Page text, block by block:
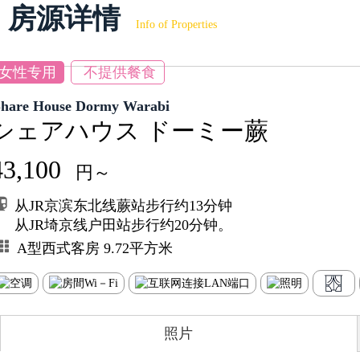
房源详情 Info of Properties
性专用 不提供餐食
House Dormy Warabi
ェアハウス ドーミー蕨
円～
从JR京滨东北线蕨站步行约13分钟
从JR埼京线户田站步行约20分钟。
A型西式客房 9.72平方米
照片